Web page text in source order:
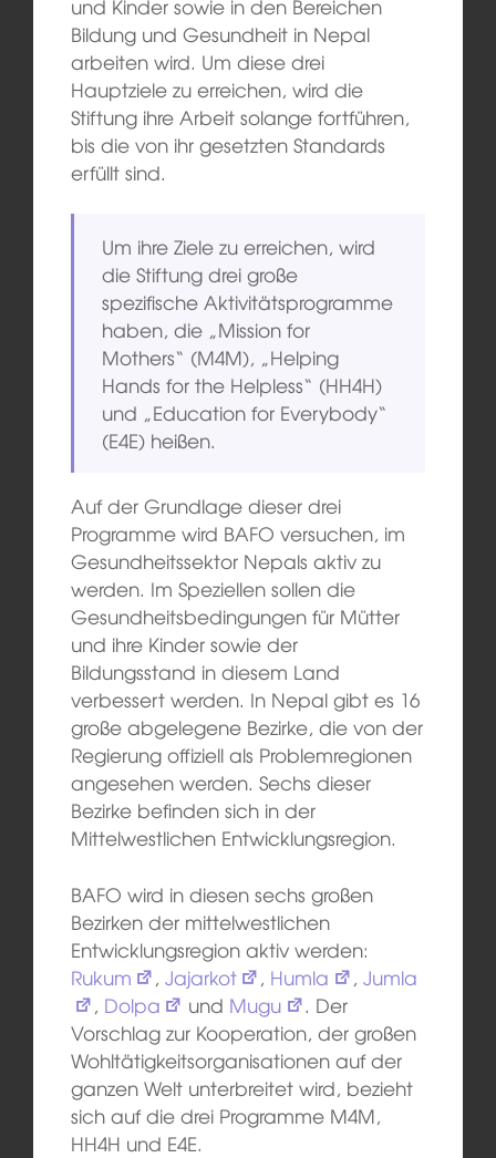
und Kinder sowie in den Bereichen
Bildung und Gesundheit in Nepal
arbeiten wird. Um diese drei
Hauptziele zu erreichen, wird die
Stiftung ihre Arbeit solange fortführen,
bis die von ihr gesetzten Standards
erfüllt sind.
Um ihre Ziele zu erreichen, wird
die Stiftung drei große
spezifische Aktivitätsprogramme
haben, die „Mission for
Mothers“ (M4M), „Helping
Hands for the Helpless“ (HH4H)
und „Education for Everybody“
(E4E) heißen.
Auf der Grundlage dieser drei
Programme wird BAFO versuchen, im
Gesundheitssektor Nepals aktiv zu
werden. Im Speziellen sollen die
Gesundheitsbedingungen für Mütter
und ihre Kinder sowie der
Bildungsstand in diesem Land
verbessert werden. In Nepal gibt es 16
große abgelegene Bezirke, die von der
Regierung offiziell als Problemregionen
angesehen werden. Sechs dieser
Bezirke befinden sich in der
Mittelwestlichen Entwicklungsregion.
BAFO wird in diesen sechs großen
Bezirken der mittelwestlichen
Entwicklungsregion aktiv werden:
Rukum
, Jajarkot , Humla , Jumla
, Dolpa und Mugu
. Der
Vorschlag zur Kooperation, der großen
Wohltätigkeitsorganisationen auf der
ganzen Welt unterbreitet wird, bezieht
sich auf die drei Programme M4M,
HH4H und E4E.